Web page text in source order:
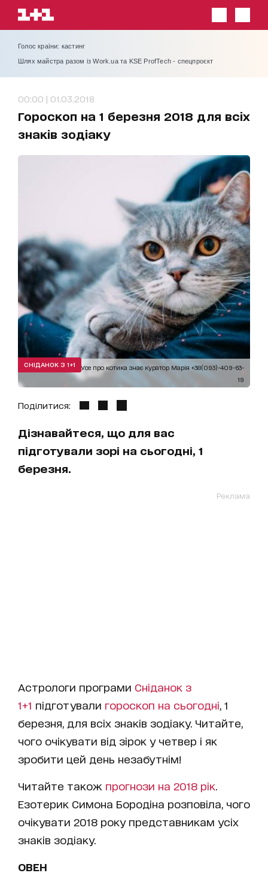
Голос країни: кастинг
Шлях майстра разом із Work.ua та KSE ProfTech - спецпроєкт
00:00 | 01.03.2018
Гороскоп на 1 березня 2018 для всіх
знаків зодіаку
Лютік шукає дім! Усе про котика знає куратор Марія +38(093)-409-63-
19
СНІДАНОК З 1+1
Поділитися:
Дізнавайтеся, що для вас
підготували зорі на сьогодні, 1
березня.
Реклама
Астрологи програми Сніданок з
1+1 підготували гороскоп на cьогодні , 1
березня, для всіх знаків зодіаку. Читайте,
чого очікувати від зірок у четвер і як
зробити цей день незабутнім!
Читайте також прогнози на 2018 рік
Езотерик Симона Бородіна розповіла, чого
очікувати 2018 року представникам усіх
знаків зодіаку.
ОВЕН